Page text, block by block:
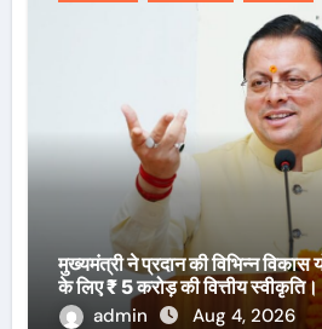
मुख्यमंत्री ने प्रदान की विभिन्न विकास
के लिए ₹ 5 करोड़ की वित्तीय स्वीकृति।
admin
Aug 4, 2026